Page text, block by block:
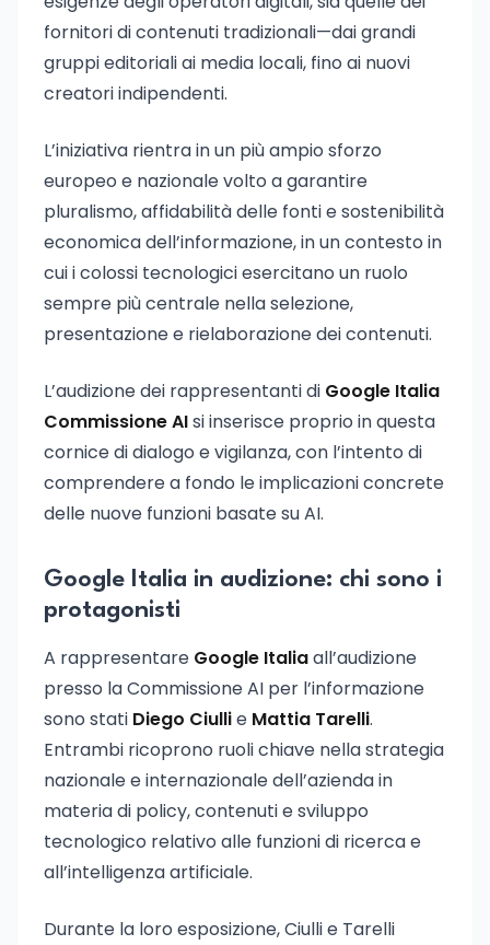
fornitori di contenuti tradizionali—dai grandi
gruppi editoriali ai media locali, fino ai nuovi
creatori indipendenti.
L’iniziativa rientra in un più ampio sforzo
europeo e nazionale volto a garantire
pluralismo, affidabilità delle fonti e sostenibilità
economica dell’informazione, in un contesto in
cui i colossi tecnologici esercitano un ruolo
sempre più centrale nella selezione,
presentazione e rielaborazione dei contenuti.
L’audizione dei rappresentanti di Google Italia
Commissione AIsi inserisce proprio in questa
cornice di dialogo e vigilanza, con l’intento di
comprendere a fondo le implicazioni concrete
delle nuove funzioni basate su AI.
Google Italia in audizione: chi sono i
protagonisti
A rappresentare Google Italiaall’audizione
presso la Commissione AI per l’informazione
sono stati Diego Ciullie Mattia Tarelli.
Entrambi ricoprono ruoli chiave nella strategia
nazionale e internazionale dell’azienda in
materia di policy, contenuti e sviluppo
tecnologico relativo alle funzioni di ricerca e
all’intelligenza artificiale.
Durante la loro esposizione, Ciulli e Tarelli